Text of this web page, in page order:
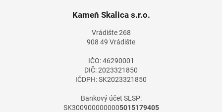
Kameň Skalica s.r.o.
Vrádište 268
908 49 Vrádište
IČO: 46290001
DIČ: 2023321850
IČDPH: SK2023321850
Bankový účet SLSP:
SK3009000000005015179405